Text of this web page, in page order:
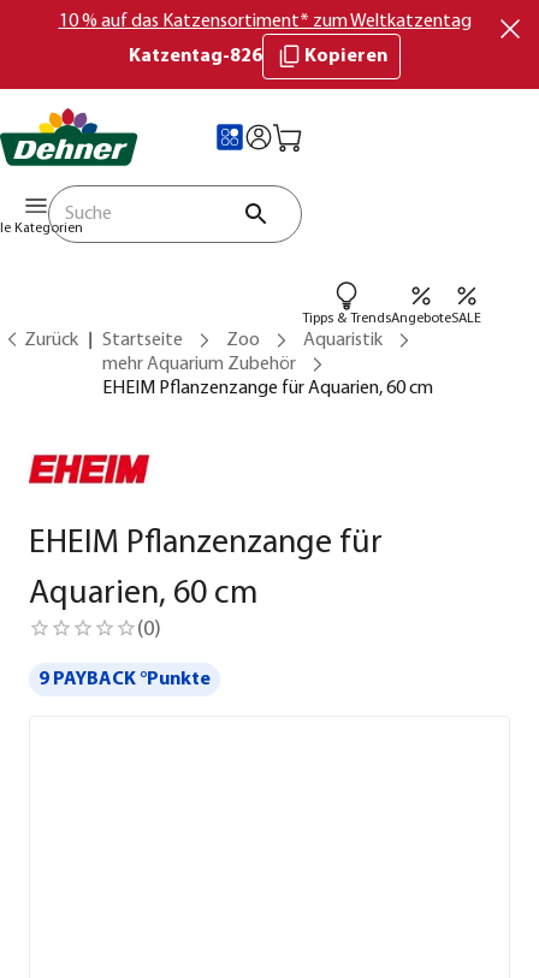
10 % auf das Katzensortiment* zum Weltkatzentag
Katzentag-826
Kopieren
Kategorien
Tipps & TrendsAngeboteSALE
Zurück Startseite Zoo
Aquaristik
mehr Aquarium Zubehör
EHEIM Pflanzenzange für Aquarien, 60 cm
EHEIM Pflanzenzange für
Aquarien, 60 cm
(0)
9 PAYBACK °Punkte